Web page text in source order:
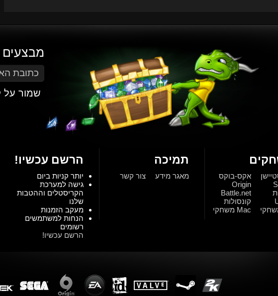
מבצעים
הזן את כתובת
שמור על
הרשם עכשיו!
יותר קניות ביום
גישה למערכת
הקריסטלים וההטבות
שלנו
מעקב הזמנות
הנחות למשתמשים
רשומים
הרשם עכשיו!
תמיכה
מאגר מידע צור קשר
אקס-בוקס
Origin
Battle.net
קונסולות
Mac משחקי